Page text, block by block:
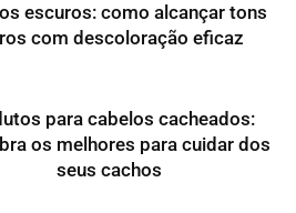
escuros: como alcançar tons
com descoloração eficaz
para cabelos cacheados:
os melhores para cuidar dos
seus cachos